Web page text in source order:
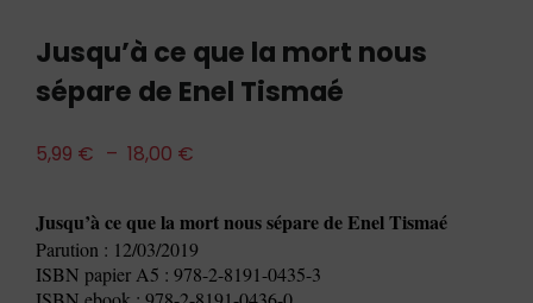
Jusqu’à ce que la mort nous
sépare de Enel Tismaé
5,99 € – 18,00 €
Jusqu’à ce que la mort nous sépare de Enel Tismaé
Parution : 12/03/2019
ISBN papier A5 : 978-2-8191-0435-3